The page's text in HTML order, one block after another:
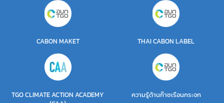
CABON MAKET THAI CABON LABEL
TGO CLIMATE ACTION ACADEMY
ความรู้ด้านก๊าซเรือนกระจก